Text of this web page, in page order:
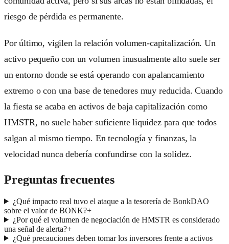
riesgo de pérdida es permanente.
Por último, vigilen la relación volumen-capitalización. Un
activo pequeño con un volumen inusualmente alto suele ser
un entorno donde se está operando con apalancamiento
extremo o con una base de tenedores muy reducida. Cuando
la fiesta se acaba en activos de baja capitalización como
HMSTR, no suele haber suficiente liquidez para que todos
salgan al mismo tiempo. En tecnología y finanzas, la
velocidad nunca debería confundirse con la solidez.
Preguntas frecuentes
¿Qué impacto real tuvo el ataque a la tesorería de BonkDAO
sobre el valor de BONK?+
¿Por qué el volumen de negociación de HMSTR es considerado
una señal de alerta?+
¿Qué precauciones deben tomar los inversores frente a activos